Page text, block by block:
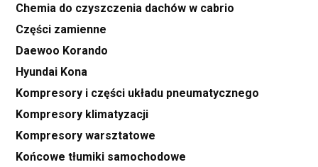
Chemia do czyszczenia dachów w cabrio
Części zamienne
Daewoo Korando
Hyundai Kona
Kompresory i części układu pneumatycznego
Kompresory klimatyzacji
Kompresory warsztatowe
Końcowe tłumiki samochodowe